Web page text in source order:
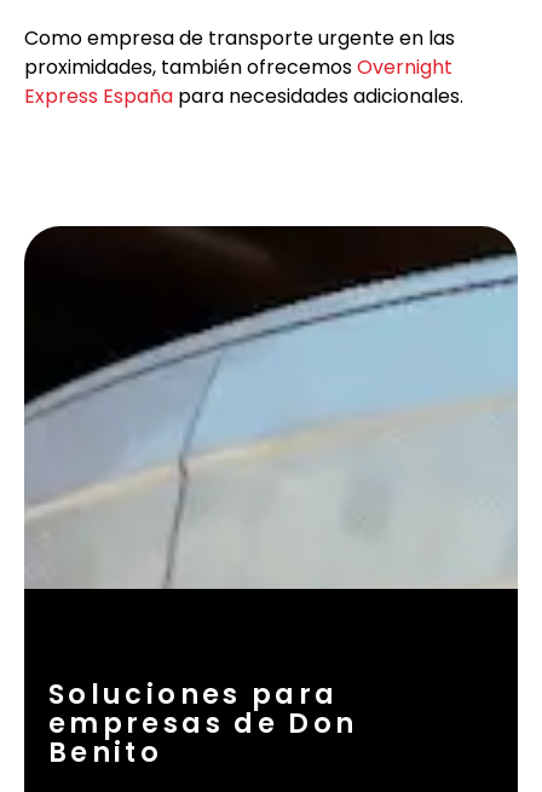
Como empresa de transporte urgente en las
proximidades, también ofrecemosOvernight
Express España para necesidades adicionales.
Soluciones para
empresas de Don
Benito